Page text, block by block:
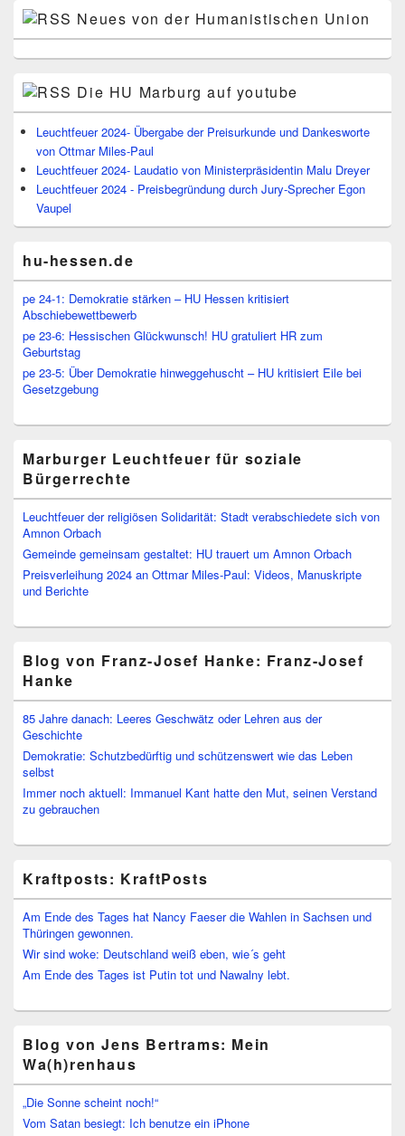
Neues von der Humanistischen Union
Die HU Marburg auf youtube
Leuchtfeuer 2024- Übergabe der Preisurkunde und Dankesworte
von Ottmar Miles-Paul
Leuchtfeuer 2024- Laudatio von Ministerpräsidentin Malu Dreyer
Leuchtfeuer 2024 - Preisbegründung durch Jury-Sprecher Egon
Vaupel
hu-hessen.de
pe 24-1: Demokratie stärken – HU Hessen kritisiert
Abschiebewettbewerb
pe 23-6: Hessischen Glückwunsch! HU gratuliert HR zum
Geburtstag
pe 23-5: Über Demokratie hinweggehuscht – HU kritisiert Eile bei
Gesetzgebung
Marburger Leuchtfeuer für soziale
Bürgerrechte
Leuchtfeuer der religiösen Solidarität: Stadt verabschiedete sich von
Amnon Orbach
Gemeinde gemeinsam gestaltet: HU trauert um Amnon Orbach
Preisverleihung 2024 an Ottmar Miles-Paul: Videos, Manuskripte
und Berichte
Blog von Franz-Josef Hanke: Franz-Josef
Hanke
85 Jahre danach: Leeres Geschwätz oder Lehren aus der
Geschichte
Demokratie: Schutzbedürftig und schützenswert wie das Leben
selbst
Immer noch aktuell: Immanuel Kant hatte den Mut, seinen Verstand
zu gebrauchen
Kraftposts: KraftPosts
Am Ende des Tages hat Nancy Faeser die Wahlen in Sachsen und
Thüringen gewonnen.
Wir sind woke: Deutschland weiß eben, wie´s geht
Am Ende des Tages ist Putin tot und Nawalny lebt.
Blog von Jens Bertrams: Mein
Wa(h)renhaus
„Die Sonne scheint noch!“
Vom Satan besiegt: Ich benutze ein iPhone